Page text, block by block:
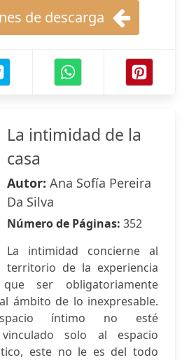
de descarga
La intimidad de la
casa
Autor: Ana Sofía Pereira
Da Silva
Número de Páginas: 352
La intimidad concierne al
territorio de la experiencia
ser obligatoriamente
ámbito de lo inexpresable.
íntimo no esté
vinculado solo al espacio
este no le es del todo